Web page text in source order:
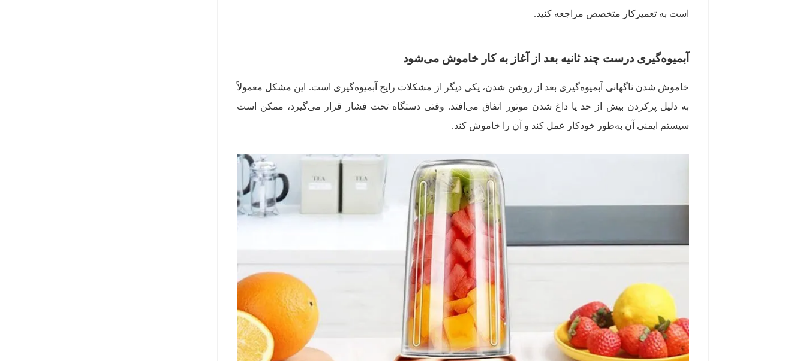
است به تعمیرکار متخصص مراجعه کنید.
آبمیوه‌گیری درست چند ثانیه بعد از آغاز به کار خاموش می‌شود
خاموش شدن ناگهانی آبمیوه‌گیری بعد از روشن شدن، یکی دیگر از مشکلات رایج آبمیوه‌گیری است. این مشکل معمولاً
به دلیل پرکردن بیش از حد یا داغ شدن موتور اتفاق می‌افتد. وقتی دستگاه تحت فشار قرار می‌گیرد، ممکن است
سیستم ایمنی آن به‌طور خودکار عمل کند و آن را خاموش کند.